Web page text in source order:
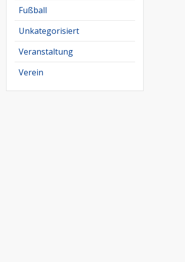
Fußball
Unkategorisiert
Veranstaltung
Verein